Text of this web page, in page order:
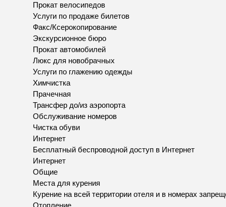
Прокат велосипедов
Услуги по продаже билетов
Факс/Ксерокопирование
Экскурсионное бюро
Прокат автомобилей
Люкс для новобрачных
Услуги по глажению одежды
Химчистка
Прачечная
Трансфер до/из аэропорта
Обслуживание номеров
Чистка обуви
Интернет
Бесплатный беспроводной доступ в Интернет
Интернет
Общие
Места для курения
Курение на всей территории отеля и в номерах
Отопление